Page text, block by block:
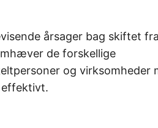
årsager bag skiftet
de forskellige
og virksomheder
effektivt.